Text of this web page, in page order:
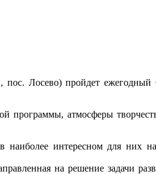
пос. Лосево) пройдет
атмосферы
интересном для них
на решение задачи